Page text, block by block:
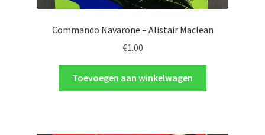
Commando Navarone – Alistair Maclean
€1.00
Toevoegen aan winkelwagen